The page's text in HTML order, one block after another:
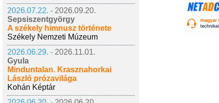
2026.07.22. - 2026.09.20.
Sepsiszentgyörgy
A székely himnusz története
Székely Nemzeti Múzeum
2026.06.29. - 2026.11.01.
Gyula
Minduntalan. Krasznahorkai
László prózavilága
Kohán Képtár